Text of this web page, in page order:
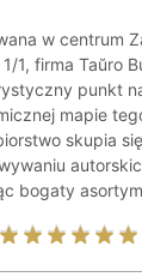
w centrum
1, firma Taŭro
punkt
mapie
skupia
bogaty